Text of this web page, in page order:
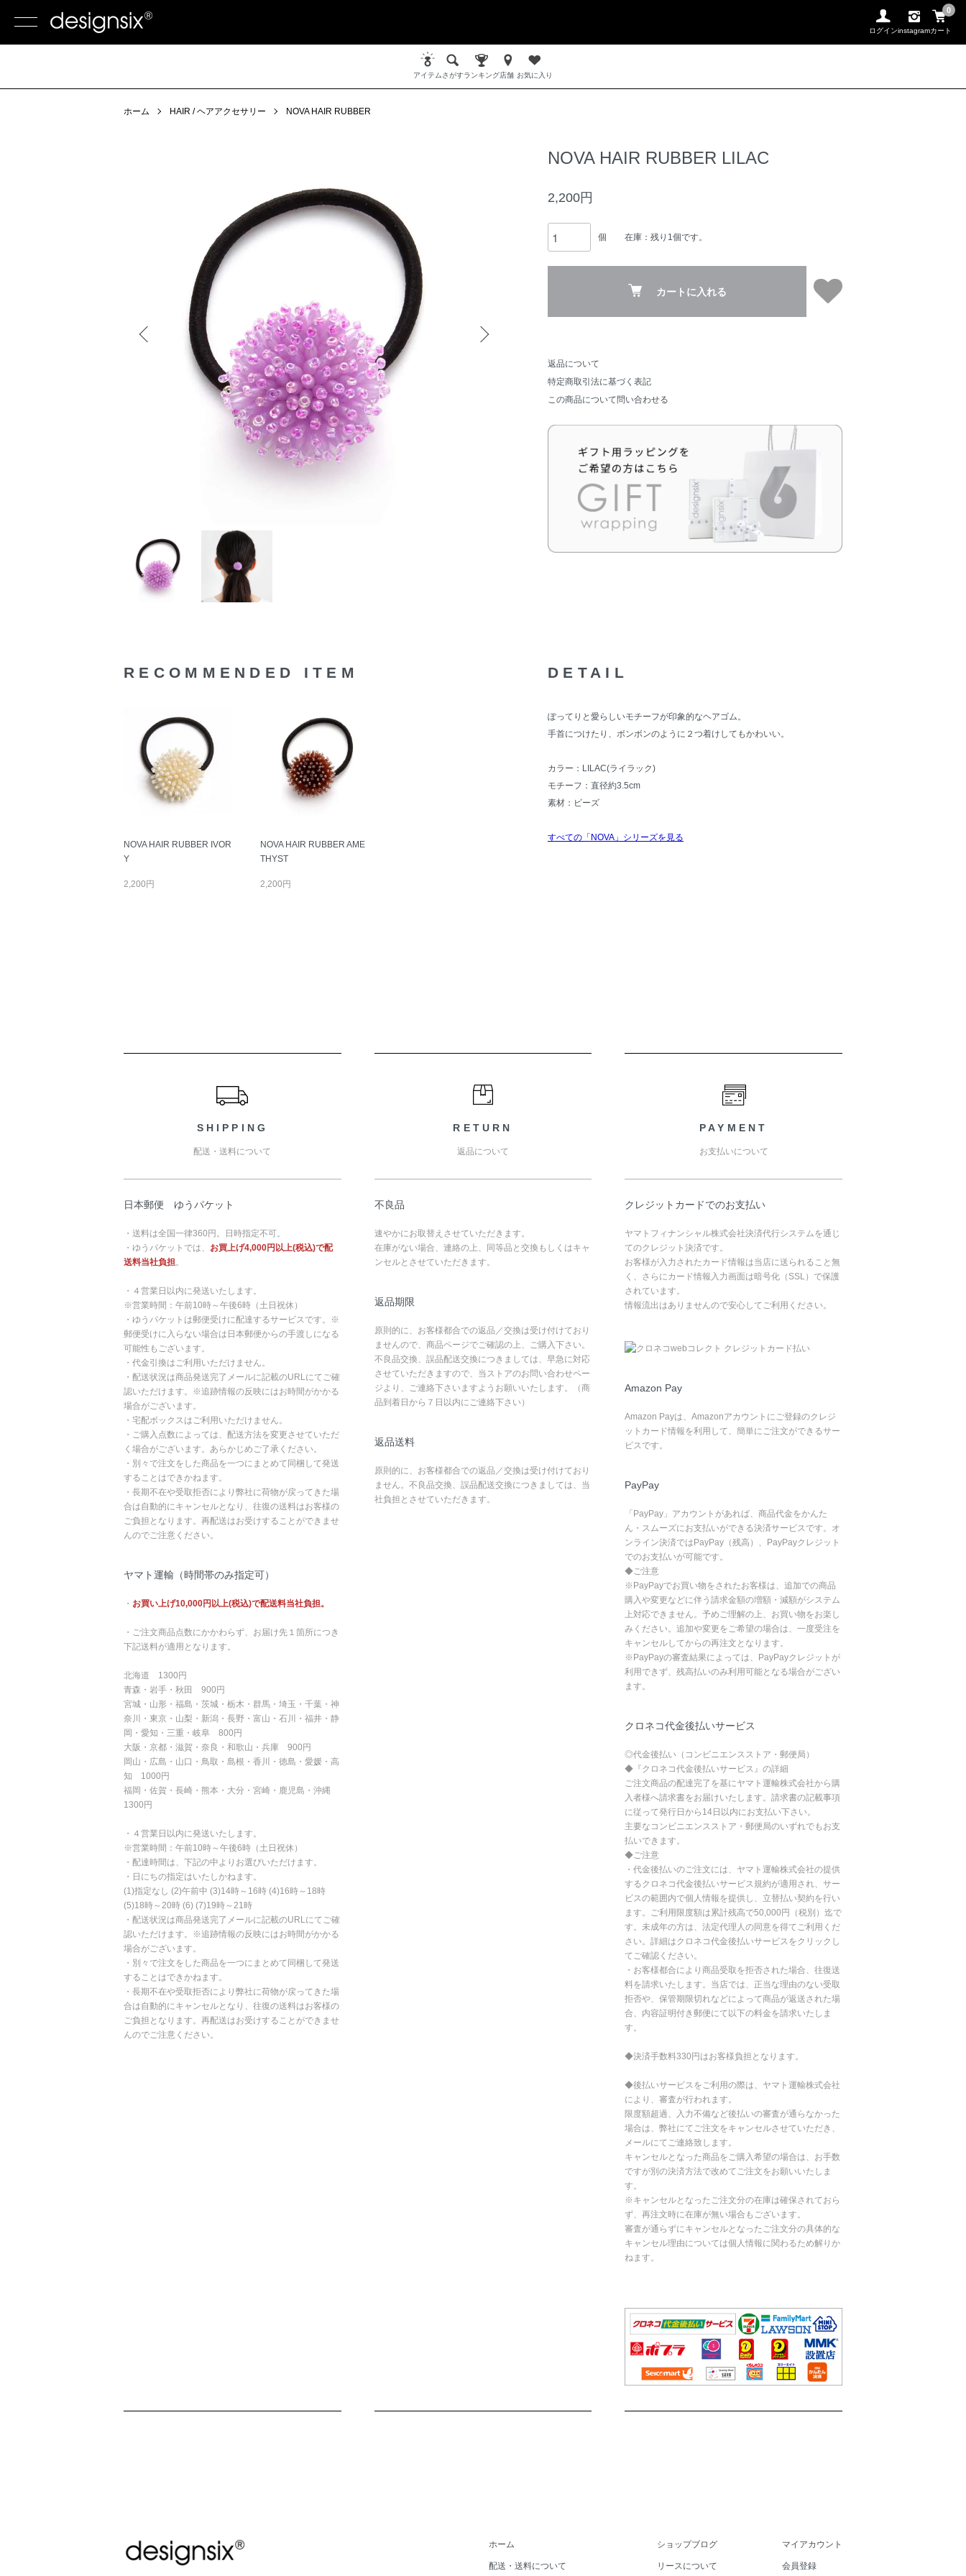
ログインinstagram
0
カート
アイテムさがすランキング店舗 お気に入り
ホーム HAIR / ヘアアクセサリー NOVA HAIR RUBBER
NOVA HAIR RUBBER LILAC
2,200円
個 在庫：残り1個です。
カートに入れる
返品について
特定商取引法に基づく表記
この商品について問い合わせる
DETAIL
ぽってりと愛らしいモチーフが印象的なヘアゴム。
手首につけたり、ボンボンのように２つ着けしてもかわいい。
カラー：LILAC(ライラック)
モチーフ：直径約3.5cm
素材：ビーズ
すべての「NOVA」シリーズを見る
RECOMMENDED ITEM
NOVA HAIR RUBBER IVOR
Y
2,200円
NOVA HAIR RUBBER AME
THYST
2,200円
SHIPPING
配送・送料について
日本郵便 ゆうパケット
・送料は全国一律360円。日時指定不可。
・ゆうパケットでは、 お買上げ4,000円以上(税込)で配
送料当社負担 。
・４営業日以内に発送いたします。
※営業時間：午前10時～午後6時（土日祝休）
・ゆうパケットは郵便受けに配達するサービスです。※
郵便受けに入らない場合は日本郵便からの手渡しになる
可能性もございます。
・代金引換はご利用いただけません。
・配送状況は商品発送完了メールに記載のURLにてご確
認いただけます。※追跡情報の反映にはお時間がかかる
場合がございます。
・宅配ボックスはご利用いただけません。
・ご購入点数によっては、配送方法を変更させていただ
く場合がございます。あらかじめご了承ください。
・別々で注文をした商品を一つにまとめて同梱して発送
することはできかねます。
・長期不在や受取拒否により弊社に荷物が戻ってきた場
合は自動的にキャンセルとなり、往復の送料はお客様の
ご負担となります。再配送はお受けすることができませ
んのでご注意ください。
ヤマト運輸（時間帯のみ指定可）
・ お買い上げ10,000円以上(税込)で配送料当社負担。
・ご注文商品点数にかかわらず、お届け先１箇所につき
下記送料が適用となります。
北海道 1300円
青森・岩手・秋田 900円
宮城・山形・福島・茨城・栃木・群馬・埼玉・千葉・神
奈川・東京・山梨・新潟・長野・富山・石川・福井・静
岡・愛知・三重・岐阜 800円
大阪・京都・滋賀・奈良・和歌山・兵庫 900円
岡山・広島・山口・鳥取・島根・香川・徳島・愛媛・高
知 1000円
福岡・佐賀・長崎・熊本・大分・宮崎・鹿児島・沖縄
1300円
・４営業日以内に発送いたします。
※営業時間：午前10時～午後6時（土日祝休）
・配達時間は、下記の中よりお選びいただけます。
・日にちの指定はいたしかねます。
(1)指定なし (2)午前中 (3)14時～16時 (4)16時～18時
(5)18時～20時 (6) (7)19時～21時
・配送状況は商品発送完了メールに記載のURLにてご確
認いただけます。※追跡情報の反映にはお時間がかかる
場合がございます。
・別々で注文をした商品を一つにまとめて同梱して発送
することはできかねます。
・長期不在や受取拒否により弊社に荷物が戻ってきた場
合は自動的にキャンセルとなり、往復の送料はお客様の
ご負担となります。再配送はお受けすることができませ
んのでご注意ください。
RETURN
返品について
不良品
速やかにお取替えさせていただきます。
在庫がない場合、連絡の上、同等品と交換もしくはキャ
ンセルとさせていただきます。
返品期限
原則的に、お客様都合での返品／交換は受け付けており
ませんので、商品ページでご確認の上、ご購入下さい。
不良品交換、誤品配送交換につきましては、早急に対応
させていただきますので、当ストアのお問い合わせペー
ジより、ご連絡下さいますようお願いいたします。（商
品到着日から７日以内にご連絡下さい）
返品送料
原則的に、お客様都合での返品／交換は受け付けており
ません。不良品交換、誤品配送交換につきましては、当
社負担とさせていただきます。
PAYMENT
お支払いについて
クレジットカードでのお支払い
ヤマトフィナンシャル株式会社決済代行システムを通じ
てのクレジット決済です。
お客様が入力されたカード情報は当店に送られること無
く、さらにカード情報入力画面は暗号化（SSL）で保護
されています。
情報流出はありませんので安心してご利用ください。
Amazon Pay
Amazon Payは、Amazonアカウントにご登録のクレジ
ットカード情報を利用して、簡単にご注文ができるサー
ビスです。
PayPay
「PayPay」アカウントがあれば、商品代金をかんた
ん・スムーズにお支払いができる決済サービスです。オ
ンライン決済ではPayPay（残高）、PayPayクレジット
でのお支払いが可能です。
◆ご注意
※PayPayでお買い物をされたお客様は、追加での商品
購入や変更などに伴う請求金額の増額・減額がシステム
上対応できません。予めご理解の上、お買い物をお楽し
みください。追加や変更をご希望の場合は、一度受注を
キャンセルしてからの再注文となります。
※PayPayの審査結果によっては、PayPayクレジットが
利用できず、残高払いのみ利用可能となる場合がござい
ます。
クロネコ代金後払いサービス
◎代金後払い（コンビニエンスストア・郵便局）
◆『クロネコ代金後払いサービス』の詳細
ご注文商品の配達完了を基にヤマト運輸株式会社から購
入者様へ請求書をお届けいたします。請求書の記載事項
に従って発行日から14日以内にお支払い下さい。
主要なコンビニエンスストア・郵便局のいずれでもお支
払いできます。
◆ご注意
・代金後払いのご注文には、ヤマト運輸株式会社の提供
するクロネコ代金後払いサービス規約が適用され、サー
ビスの範囲内で個人情報を提供し、立替払い契約を行い
ます。ご利用限度額は累計残高で50,000円（税別）迄で
す。未成年の方は、法定代理人の同意を得てご利用くだ
さい。詳細はクロネコ代金後払いサービスをクリックし
てご確認ください。
・お客様都合により商品受取を拒否された場合、往復送
料を請求いたします。当店では、正当な理由のない受取
拒否や、保管期限切れなどによって商品が返送された場
合、内容証明付き郵便にて以下の料金を請求いたしま
す。
◆決済手数料330円はお客様負担となります。
◆後払いサービスをご利用の際は、ヤマト運輸株式会社
により、審査が行われます。
限度額超過、入力不備など後払いの審査が通らなかった
場合は、弊社にてご注文をキャンセルさせていただき、
メールにてご連絡致します。
キャンセルとなった商品をご購入希望の場合は、お手数
ですが別の決済方法で改めてご注文をお願いいたしま
す。
※キャンセルとなったご注文分の在庫は確保されておら
ず、再注文時に在庫が無い場合もございます。
審査が通らずにキャンセルとなったご注文分の具体的な
キャンセル理由については個人情報に関わるため解りか
ねます。
ホーム
配送・送料について
ショップブログ
リースについて
マイアカウント
会員登録